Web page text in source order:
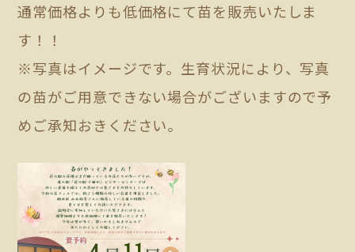
通常価格よりも低価格にて苗を販売いたしま
す！！
※写真はイメージです。生育状況により、写真
の苗がご用意できない場合がございますので予
めご承知おきください。